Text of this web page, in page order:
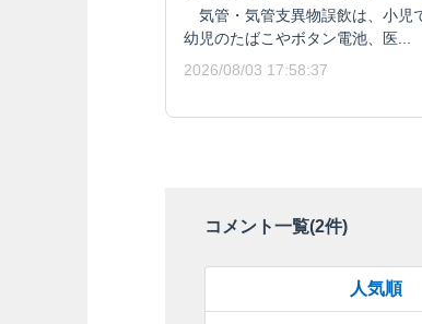
気管・気管支異物誤飲は、小児
幼児のたばこやボタン電池、医...
2026/08/03 17:58:37
コメント一覧(2件)
人気順